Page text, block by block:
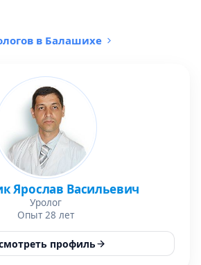
в Балашихе
Ярослав Васильевич
Уролог
Опыт 28 лет
профиль